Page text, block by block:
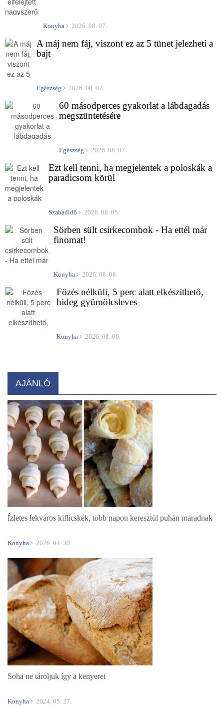
Konyha 2026. 08. 07.
A máj nem fáj, viszont ez az 5 tünet jelezheti a
bajt
Egészség 2026. 08. 07.
60 másodperces gyakorlat a lábdagadás
megszüntetésére
Egészség 2026. 08. 07.
Ezt kell tenni, ha megjelentek a poloskák a
paradicsom körül
Szabadidő 2026. 08. 05.
Sörben sült csirkecombok - Ha ettél már
finomat!
Konyha 2026. 08. 08.
Főzés nélküli, 5 perc alatt elkészíthető,
hideg gyümölcsleves
Konyha 2026. 08. 06.
AJÁNLÓ
Ízletes lekváros kiflicskék, több napon keresztül puhán maradnak
Konyha 2026. 04. 30.
Soha ne tároljuk így a kenyeret
Konyha 2024. 05. 27.